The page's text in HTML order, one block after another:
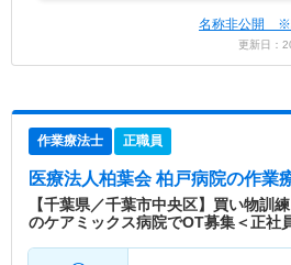
名称非公開 ※
更新日：
作業療法士 正職員
医療法人柏葉会 柏戸病院の作業
【千葉県／千葉市中央区】買い物訓
のケアミックス病院でOT募集＜正社